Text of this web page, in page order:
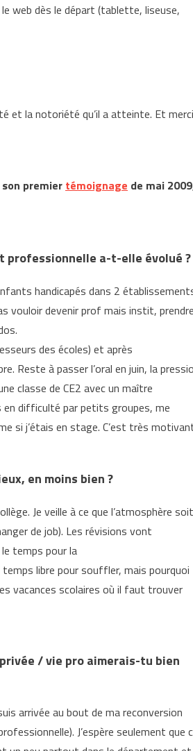
web dès le départ (tablette, liseuse,
et la notoriété qu’il a atteinte. Et merci
premier témoignage de mai
professionnelle a-t-elle évolué ?
handicapés dans 2
vouloir devenir prof mais instit,
des écoles) et après
Reste à passer l’oral en juin, la
classe de CE2 avec un maître
en difficulté par petits groupes, me
si j’étais en stage. C’est très
en moins bien ?
Je veille à ce que l’atmosphère soit
de job). Les révisions vont
temps pour la
libre pour souffler, mais pourquoi
vacances scolaires où il faut trouver
/ vie pro aimerais-tu bien
arrivée au bout de ma reconversion
J’espère seulement que